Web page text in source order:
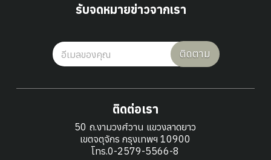
รับจดหมายข่าวจากเรา
ติดตาม
ติดต่อเรา
50 ถ.งามวงศ์วาน แขวงลาดยาว
เขตจตุจักร กรุงเทพฯ 10900
โทร.0-2579-5566-8